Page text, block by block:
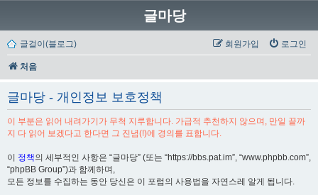
글마당
글걸이(블로그) 로그인
회원가입
처음
글마당 - 개인정보 보호정책
이 부분은 읽어 내려가기가 무척 지루합니다. 가급적 추천하지 않으며, 만일 끝까
지 다 읽어 보겠다고 한다면 그 진념(!)에 경의를 표합니다.
이 정책의 세부적인 사항은 “글마당” (또는 “https://bbs.pat.im”, “www.phpbb.com”,
“phpBB Group”)과 함께하며,
모든 정보를 수집하는 동안 당신은 이 포럼의 사용법을 자연스레 알게 됩니다.